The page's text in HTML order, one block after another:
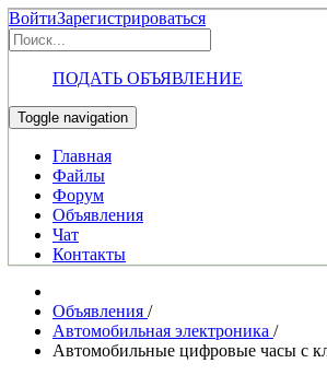
ВойтиЗарегистрироваться
ПОДАТЬ ОБЪЯВЛЕНИЕ
Toggle navigation
Главная
Файлы
Форум
Объявления
Чат
Контакты
Объявления /
Автомобильная электроника /
Автомобильные цифровые часы с